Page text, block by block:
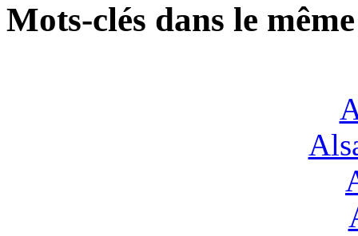
Mots-clés dans le